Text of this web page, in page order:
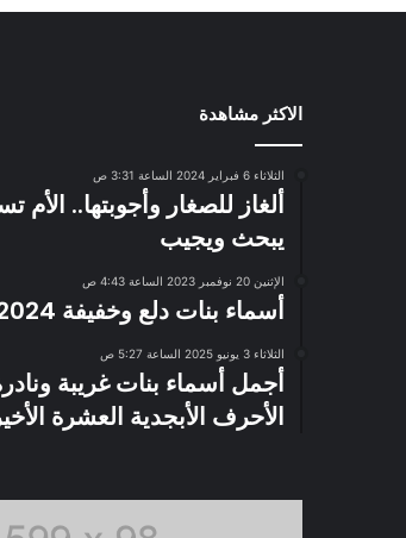
الاكثر مشاهدة
الثلاثاء 6 فبراير 2024 الساعة 3:31 ص
ألغاز للصغار وأجوبتها.. الأم
يبحث ويجيب
الإثنين 20 نوفمبر 2023 الساعة 4:43 ص
أسماء بنات دلع وخفيفة 2024
الثلاثاء 3 يونيو 2025 الساعة 5:27 ص
أجمل أسماء بنات غريبة
الأحرف الأبجدية العشرة